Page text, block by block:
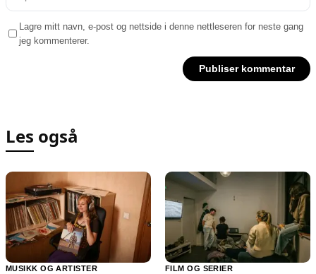
Lagre mitt navn, e-post og nettside i denne nettleseren for neste gang
jeg kommenterer.
Les også
MUSIKK OG ARTISTER FILM OG SERIER